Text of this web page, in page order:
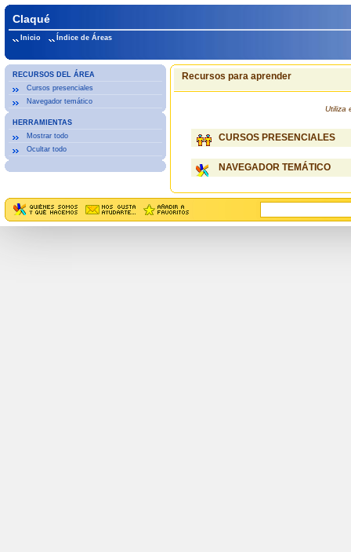
Claqué
Inicio Índice de Áreas
RECURSOS DEL ÁREA
Cursos presenciales
Navegador temático
HERRAMIENTAS
Mostrar todo
Ocultar todo
Recursos para aprender
Utiliza
CURSOS PRESENCIALES
NAVEGADOR TEMÁTICO